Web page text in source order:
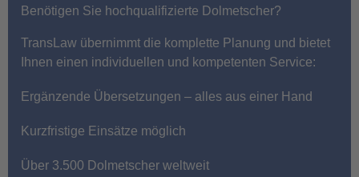
Benötigen Sie hochqualifizierte Dolmetscher?
TransLaw übernimmt die komplette Planung und bietet
Ihnen einen individuellen und kompetenten Service:
Ergänzende Übersetzungen – alles aus einer Hand
Kurzfristige Einsätze möglich
Über 3.500 Dolmetscher weltweit